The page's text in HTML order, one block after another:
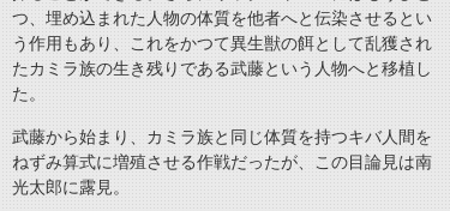
つ、埋め込まれた人物の体質を他者へと伝染させるとい
う作用もあり、これをかつて異生獣の餌として乱獲され
たカミラ族の生き残りである武藤という人物へと移植し
た。
武藤から始まり、カミラ族と同じ体質を持つキバ人間を
ねずみ算式に増殖させる作戦だったが、この目論見は南
光太郎に露見。